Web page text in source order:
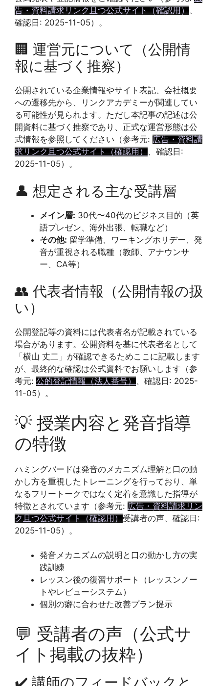
告・資料請求リンク且つ公式サイト（確認用）、
確認日: 2025-11-05）。
🏢 運営元について（公開情
報に基づく推察）
公開されている企業情報やサイト表記、会社概要
への遷移先から、リンクアカデミーが関連してい
る可能性が見られます。ただし本記事の記述は公
開資料に基づく推察であり、正式な運営形態は公
式情報を参照してください（参考元: 広告・資料請
求リンク且つ公式サイト（確認用）、確認日:
2025-11-05）。
👤 想定される主な受講層
メイン層: 30代〜40代のビジネス目的（英
語プレゼン、海外出張、転職など）
その他: 留学準備、ワーキングホリデー、発
音が重視される職種（教師、アナウンサ
ー、CA等）
👥 代表者情報（公開情報の扱
い）
公開登記等の資料には代表者名が記載されている
場合があります。公開資料を基に代表者名として
「横山 丈二」が確認できるためここに記載します
が、最終的な確認は公式資料でお願いします（参
考元: 公的登記情報（法人番号）、確認日: 2025-
11-05）。
💡 授業内容と発音指導
の特徴
ハミングバードは発音のメカニズム理解と口の動
かし方を重視したトレーニングを行っており、単
なるフリートークではなく定着を意識した指導が
特徴とされています（参考元: 広告・資料請求リン
ク且つ公式サイト（確認用）受講者の声、確認日:
2025-11-05）。
発音メカニズムの説明と口の動かし方の実
践訓練
レッスン後の復習サポート（レッスンノー
トやレビューシステム）
個別の癖に合わせた改善プラン提示
💬 受講者の声（公式サ
イト掲載の抜粋）
✔️ 講師のフィードバックと